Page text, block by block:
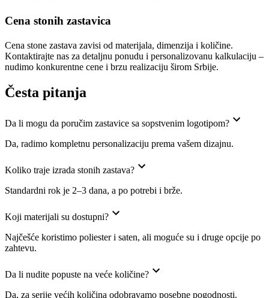
Cena stonih zastavica
Cena stone zastava zavisi od materijala, dimenzija i količine.
Kontaktirajte nas za detaljnu ponudu i personalizovanu kalkulaciju –
nudimo konkurentne cene i brzu realizaciju širom Srbije.
Česta pitanja
Da li mogu da poručim zastavice sa sopstvenim logotipom?
Da, radimo kompletnu personalizaciju prema vašem dizajnu.
Koliko traje izrada stonih zastava?
Standardni rok je 2–3 dana, a po potrebi i brže.
Koji materijali su dostupni?
Najčešće koristimo poliester i saten, ali moguće su i druge opcije po
zahtevu.
Da li nudite popuste na veće količine?
Da, za serije većih količina odobravamo posebne pogodnosti.